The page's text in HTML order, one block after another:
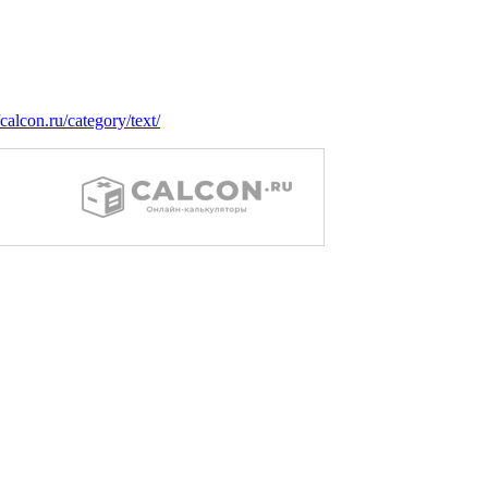
category/text/